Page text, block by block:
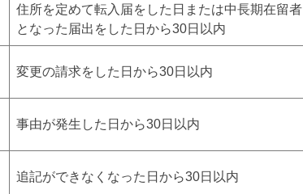
住所を定めて転入届をした日または中長期在留者
となった届出をした日から30日以内
変更の請求をした日から30日以内
事由が発生した日から30日以内
追記ができなくなった日から30日以内